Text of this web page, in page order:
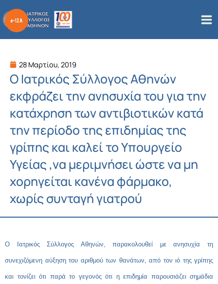
στο
περιεχόμενο
28 Μαρτίου, 2019
O Ιατρικός Σύλλογος Αθηνών
εκφράζει την ανησυχία του για την
κατάχρηση των αντιβιοτικών κατά
την περίοδο της επιδημίας της
γρίπης και καλεί το Υπουργείο
Υγείας ,να μεριμνήσει ώστε να μη
χορηγείται κανένα φάρμακο,
χωρίς συνταγή γιατρού
O Ιατρικός Σύλλογος Αθηνών, παρακολουθεί με ανησυχία τη
συνεχιζόμενη αύξηση του αριθμού των θανάτων, από τον ιό της γρίπης
και τονίζει ότι παρά το γεγονός ότι η επιδημία παρουσιάζει σημάδια